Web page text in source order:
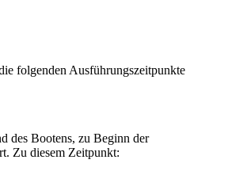
folgenden Ausführungszeitpunkte
des Bootens, zu Beginn der
Zu diesem Zeitpunkt: